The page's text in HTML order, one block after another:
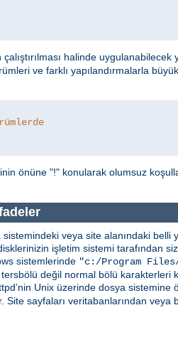
halinde uygulanabilecek
ve farklı yapılandırmalarla
önüne "!" konularak olumsuz
sistemindeki veya site alanındaki
işletim sistemi tarafından
sistemlerinde "c:/Program Files/
değil normal bölü karakterleri
Unix üzerinde dosya
Site sayfaları veritabanlarından